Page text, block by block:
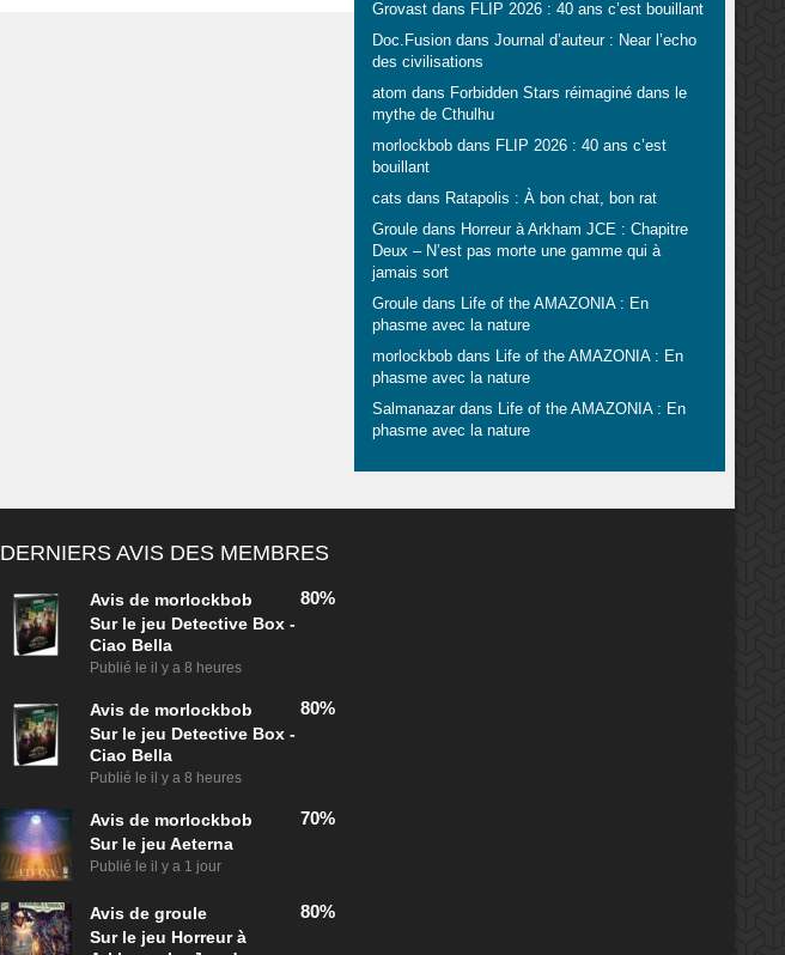
Grovastdans FLIP 2026 : 40 ans c’est bouillant
Doc.Fusiondans Journal d’auteur : Near l’echo
des civilisations
atom dans Forbidden Stars réimaginé dans le
mythe de Cthulhu
morlockbobdans FLIP 2026 : 40 ans c’est
bouillant
cats dans Ratapolis : À bon chat, bon rat
Grouledans Horreur à Arkham JCE : Chapitre
Deux – N’est pas morte une gamme qui à
jamais sort
Grouledans Life of the AMAZONIA : En
phasme avec la nature
morlockbobdans Life of the AMAZONIA : En
phasme avec la nature
Salmanazardans Life of the AMAZONIA : En
phasme avec la nature
DERNIERS AVIS DES MEMBRES
Avis de morlockbob
Sur le jeu Detective Box -
Ciao Bella
Publié le il y a 8 heures
80%
Avis de morlockbob
Sur le jeu Detective Box -
Ciao Bella
Publié le il y a 8 heures
80%
Avis de morlockbob
Sur le jeu Aeterna
Publié le il y a 1 jour
70%
Avis de groule
Sur le jeu Horreur à
80%